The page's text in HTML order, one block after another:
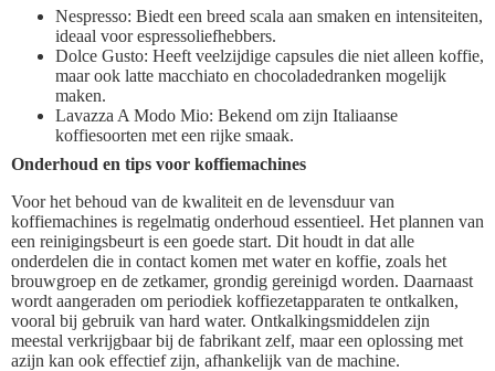
Nespresso: Biedt een breed scala aan smaken en intensiteiten,
ideaal voor espressoliefhebbers.
Dolce Gusto: Heeft veelzijdige capsules die niet alleen koffie,
maar ook latte macchiato en chocoladedranken mogelijk
maken.
Lavazza A Modo Mio: Bekend om zijn Italiaanse
koffiesoorten met een rijke smaak.
Onderhoud en tips voor koffiemachines
Voor het behoud van de kwaliteit en de levensduur van
koffiemachines is regelmatig onderhoud essentieel. Het plannen van
een reinigingsbeurt is een goede start. Dit houdt in dat alle
onderdelen die in contact komen met water en koffie, zoals het
brouwgroep en de zetkamer, grondig gereinigd worden. Daarnaast
wordt aangeraden om periodiek koffiezetapparaten te ontkalken,
vooral bij gebruik van hard water. Ontkalkingsmiddelen zijn
meestal verkrijgbaar bij de fabrikant zelf, maar een oplossing met
azijn kan ook effectief zijn, afhankelijk van de machine.